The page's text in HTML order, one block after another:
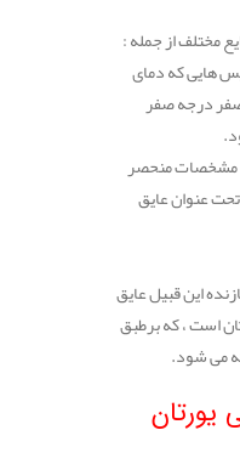
مختلف از جمله :
هایی که دمای
صفر درجه صفر
مشخصات منحصر
عنوان عایق
این قبیل عایق
است ، که برطبق
یورتان